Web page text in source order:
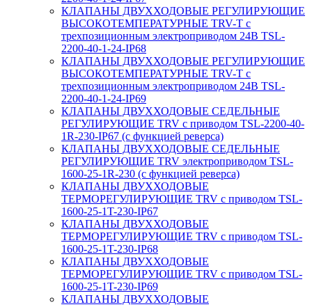
КЛАПАНЫ ДВУХХОДОВЫЕ РЕГУЛИРУЮЩИЕ
ВЫСОКОТЕМПЕРАТУРНЫЕ TRV-T с
трехпозиционным электроприводом 24В TSL-
2200-40-1-24-IP68
КЛАПАНЫ ДВУХХОДОВЫЕ РЕГУЛИРУЮЩИЕ
ВЫСОКОТЕМПЕРАТУРНЫЕ TRV-T с
трехпозиционным электроприводом 24В TSL-
2200-40-1-24-IP69
КЛАПАНЫ ДВУХХОДОВЫЕ СЕДЕЛЬНЫЕ
РЕГУЛИРУЮЩИЕ TRV с приводом TSL-2200-40-
1R-230-IP67 (с функцией реверса)
КЛАПАНЫ ДВУХХОДОВЫЕ СЕДЕЛЬНЫЕ
РЕГУЛИРУЮЩИЕ TRV электроприводом TSL-
1600-25-1R-230 (с функцией реверса)
КЛАПАНЫ ДВУХХОДОВЫЕ
ТЕРМОРЕГУЛИРУЮЩИЕ TRV с приводом TSL-
1600-25-1T-230-IP67
КЛАПАНЫ ДВУХХОДОВЫЕ
ТЕРМОРЕГУЛИРУЮЩИЕ TRV с приводом TSL-
1600-25-1T-230-IP68
КЛАПАНЫ ДВУХХОДОВЫЕ
ТЕРМОРЕГУЛИРУЮЩИЕ TRV с приводом TSL-
1600-25-1T-230-IP69
КЛАПАНЫ ДВУХХОДОВЫЕ